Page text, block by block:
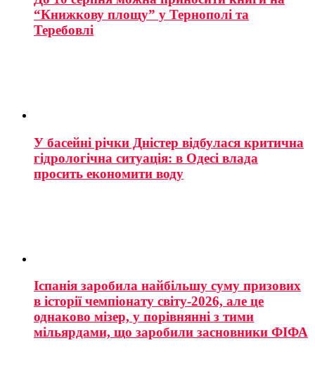
“Книжкову площу” у Тернополі та
Теребовлі
У басейні річки Дністер відбулася критична
гідрологічна ситуація: в Одесі влада
просить економити воду
Іспанія заробила найбільшу суму призових
в історії чемпіонату світу-2026, але це
однаково мізер, у порівнянні з тими
мільярдами, що заробили засновники ФІФА